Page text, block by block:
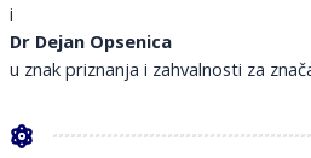
i
Dr Dejan Opsenica
u znak priznanja i zahvalnosti za